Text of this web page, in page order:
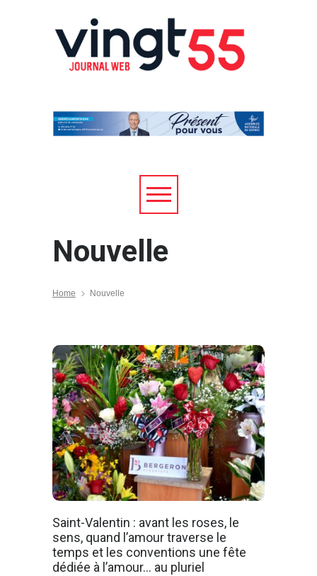
Nouvelle
Home Nouvelle
Saint-Valentin : avant les roses, le
sens, quand l’amour traverse le
temps et les conventions une fête
dédiée à l’amour… au pluriel